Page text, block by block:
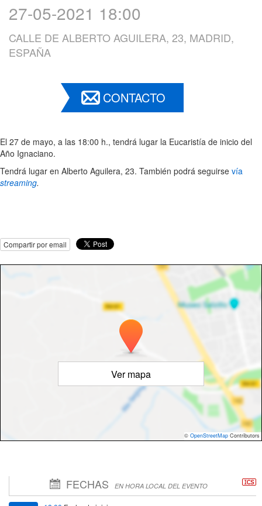
27-05-2021 18:00
CALLE DE ALBERTO AGUILERA, 23, MADRID,
ESPAÑA
CONTACTO
El 27 de mayo, a las 18:00 h., tendrá lugar la Eucaristía de inicio del
Año Ignaciano.
Tendrá lugar en Alberto Aguilera, 23. También podrá seguirse vía
streaming.
Compartir por email
Ver mapa
© OpenStreetMap Contributors
FECHAS EN HORA LOCAL DEL EVENTO